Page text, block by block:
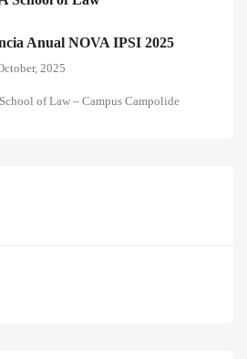
Anual NOVA IPSI 2025
2025
of Law – Campus Campolide